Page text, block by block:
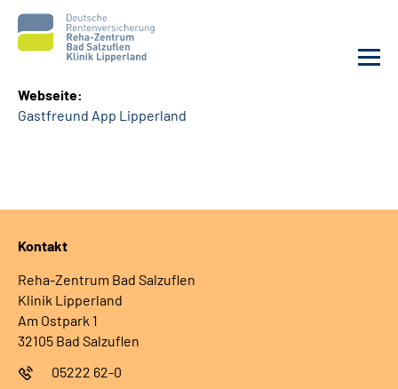
Unsere Klinik
Sozialdienste & Zuweisende
Suche
Webseite:
Gastfreund App Lipperland
Kontakt
Reha-Zentrum Bad Salzuflen
Klinik Lipperland
Am Ostpark 1
32105 Bad Salzuflen
05222 62-0